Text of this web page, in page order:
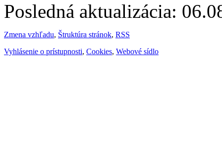
Posledná aktualizácia:
Zmena vzhľadu, Štruktúra stránok, RSS
Vyhlásenie o prístupnosti, Cookies, Webové sídlo